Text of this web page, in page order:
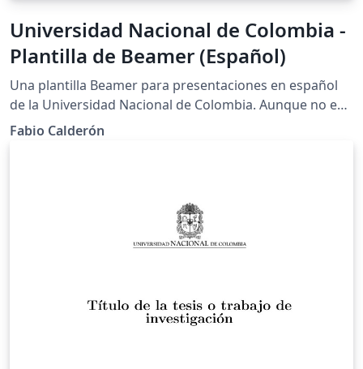
Universidad Nacional de Colombia -
Plantilla de Beamer (Español)
Una plantilla Beamer para presentaciones en español
de la Universidad Nacional de Colombia. Aunque no es
una plantilla oficial, ha sido creada siguiendo las guías
Fabio Calderón